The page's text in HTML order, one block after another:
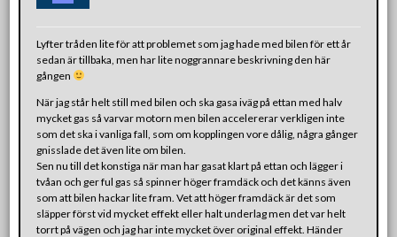
Lyfter tråden lite för att problemet som jag hade med bilen för ett år
sedan är tillbaka, men har lite noggrannare beskrivning den här
gången
När jag står helt still med bilen och ska gasa iväg på ettan med halv
mycket gas så varvar motorn men bilen accelererar verkligen inte
som det ska i vanliga fall, som om kopplingen vore dålig, några gånger
gnisslade det även lite om bilen.
Sen nu till det konstiga när man har gasat klart på ettan och lägger i
tvåan och ger ful gas så spinner höger framdäck och det känns även
som att bilen hackar lite fram. Vet att höger framdäck är det som
släpper först vid mycket effekt eller halt underlag men det var helt
torrt på vägen och jag har inte mycket över original effekt. Händer